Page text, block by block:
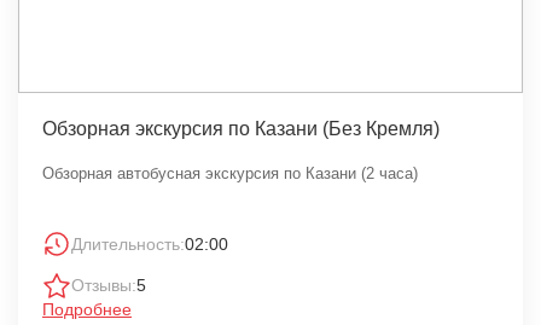
Обзорная экскурсия по Казани (Без Кремля)
Обзорная автобусная экскурсия по Казани (2 часа)
Длительность:02:00
Отзывы:5
Подробнее